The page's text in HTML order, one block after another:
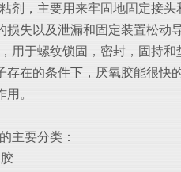
剂，主要用来牢固地固定接头
损失以及泄漏和固定装置松动
用于螺纹锁固，密封，固持
存在的条件下，厌氧胶能很快
用。
主要分类：